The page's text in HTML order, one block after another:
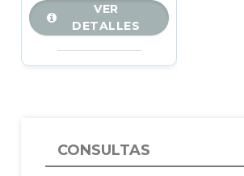
VER
DETALLES
CONSULTAS